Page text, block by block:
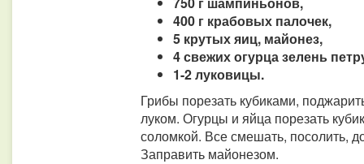
400 г крабовых палочек,
5 крутых яиц, майонез,
4 свежих огурца зелень
1-2 луковицы.
Грибы порезать кубиками,
луком. Огурцы и яйца порезать
соломкой. Все смешать, посолить,
Заправить майонезом.